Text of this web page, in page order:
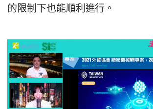
的限制下也能順利進行。